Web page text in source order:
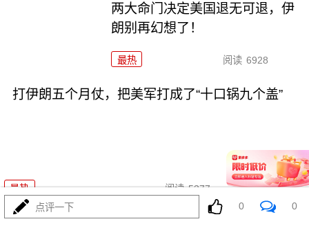
两大命门决定美国退无可退，伊
朗别再幻想了！
最热 阅读 6928
打伊朗五个月仗，把美军打成了“十口锅九个盖”
最热 阅读 5377 08-02
特朗普要对伊朗“断气断电”？这豪
点评一下 0 0